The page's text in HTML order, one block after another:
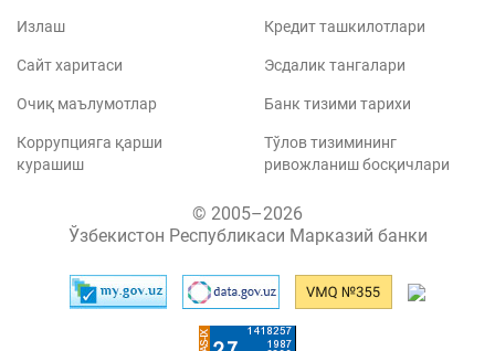
Излаш
Сайт харитаси
Очиқ маълумотлар
Коррупцияга қарши
курашиш
Кредит ташкилотлари
Эсдалик тангалари
Банк тизими тарихи
Тўлов тизимининг
ривожланиш босқичлари
© 2005–2026
Ўзбекистон Республикаси Марказий банки